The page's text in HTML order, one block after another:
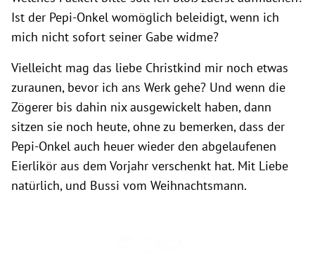
Ist der Pepi-Onkel womöglich beleidigt, wenn ich
mich nicht sofort seiner Gabe widme?
Vielleicht mag das liebe Christkind mir noch etwas
zuraunen, bevor ich ans Werk gehe? Und wenn die
Zögerer bis dahin nix ausgewickelt haben, dann
sitzen sie noch heute, ohne zu bemerken, dass der
Pepi-Onkel auch heuer wieder den abgelaufenen
Eierlikör aus dem Vorjahr verschenkt hat. Mit Liebe
natürlich, und Bussi vom Weihnachtsmann.